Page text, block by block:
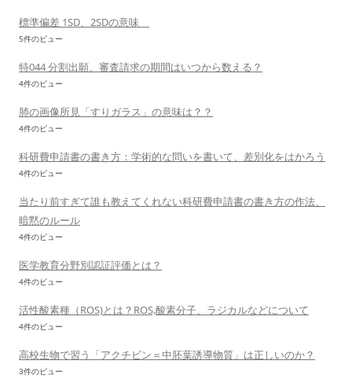
標準偏差 1SD、2SDの意味
5件のビュー
特044 分割出願、審査請求の期間はいつから数える？
4件のビュー
肺の画像所見「すりガラス」の意味は？？
4件のビュー
科研費申請書の書き方：学術的な問いを書いて、差別化をはかろう
4件のビュー
当たり前すぎて誰も教えてくれない科研費申請書の書き方の作法、
暗黙のルール
4件のビュー
医学教育分野別認証評価とは？
4件のビュー
活性酸素種（ROS)とは？ROS,酸素分子、ラジカルなどについて
4件のビュー
高校生物で習う「アクチビン＝中胚葉誘導物質」は正しいのか？
3件のビュー